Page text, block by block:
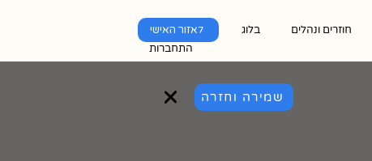
לאזור האישי
התחברות
חוזרים ונהלים בלוג
שמירה וחזרה